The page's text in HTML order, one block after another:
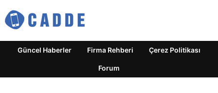
Güncel Haberler Firma Rehberi Çerez Politikası
Forum